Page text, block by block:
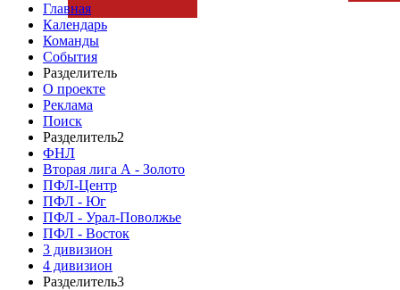
Главная
Календарь
Команды
События
Разделитель
О проекте
Реклама
Поиск
Разделитель2
ФНЛ
Вторая лига А - Золото
ПФЛ-Центр
ПФЛ - Юг
ПФЛ - Урал-Поволжье
ПФЛ - Восток
3 дивизион
4 дивизион
Разделитель3